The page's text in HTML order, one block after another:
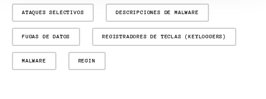
ATAQUES SELECTIVOS DESCRIPCIONES DE MALWARE
FUGAS DE DATOS REGISTRADORES DE TECLAS (KEYLOGGERS)
MALWARE REGIN